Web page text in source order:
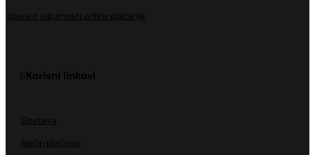
Izjava o sigurnosti online plaćanja
Korisni linkovi
Dostava
Način plaćanja